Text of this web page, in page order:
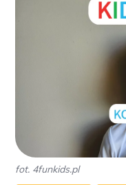
fot. 4funkids.pl